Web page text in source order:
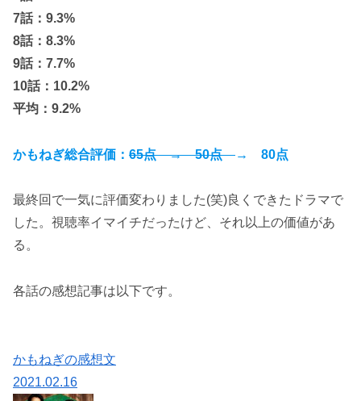
7話：9.3%
8話：8.3%
9話：7.7%
10話：10.2%
平均：9.2%
かもねぎ総合評価： 65点→50点→ 80点
最終回で一気に評価変わりました(笑)良くできたドラマで
した。視聴率イマイチだったけど、それ以上の価値があ
る。
各話の感想記事は以下です。
かもねぎの感想文
2021.02.16